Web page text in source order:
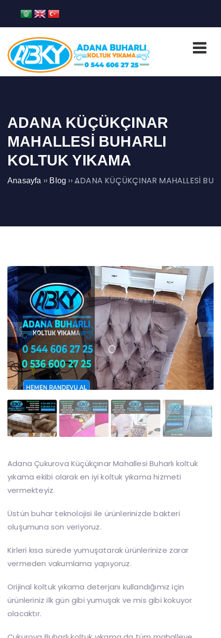
ADANA KÜÇÜKÇINAR
MAHALLESİ BUHARLI
KOLTUK YIKAMA
Anasayfa ›› Blog ››ADANA KÜÇÜKÇINAR MAHALLESİ
Adana Çukurova Küçükçınar Mahallesi Buharlı koltuk
yıkama ekibi olarak en iyi koltuk yıkama hizmeti
vermekteyiz.
Üstün buhar teknolojisi ile ürünlerinizde bakteri
oluşumuna son veriyoruz.
Kirleri kısa sürede yumuşatarak ürünlerinize zarar
vermeden vakumlama yapıyoruz.
Orijinal koltuk yıkama deterjanı kullandığımız için
ürünleriniz ilk gün gibi yumuşak ve mis gibi kokuyor
olacaktır.